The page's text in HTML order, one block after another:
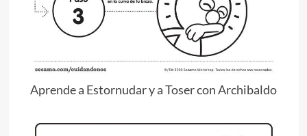
Aprende a Estornudar y a Toser con Archibaldo